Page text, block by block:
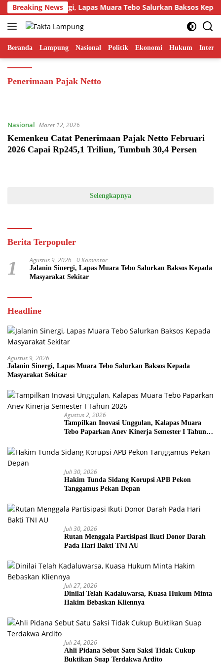
Langsung
ke
konten
Breaking News
Jalanin Sinergi, Lapas Muara Tebo Salurkan Baksos
Beranda Lampung Nasional Politik Ekonomi Hukum
Penerimaan Pajak Netto
Nasional Maret 12, 2026
Kemenkeu Catat Penerimaan Pajak Netto Februari
2026 Capai Rp245,1 Triliun, Tumbuh 30,4 Persen
Selengkapnya
Berita Terpopuler
1 Agustus 9, 2026 0 Komentar
Jalanin Sinergi, Lapas Muara Tebo Salurkan Baksos Kepada
Masyarakat Sekitar
Headline
Agustus 9, 2026
Jalanin Sinergi, Lapas Muara Tebo Salurkan Baksos Kepada
Masyarakat Sekitar
Agustus 2, 2026
Tampilkan Inovasi Unggulan, Kalapas Muara
Tebo Paparkan Anev Kinerja Semester I Tahun
Juli 30, 2026
Hakim Tunda Sidang Korupsi APB Pekon
Tanggamus Pekan Depan
Juli 30, 2026
Rutan Menggala Partisipasi Ikuti Donor Darah
Pada Hari Bakti TNI AU
Juli 27, 2026
Dinilai Telah Kadaluwarsa, Kuasa Hukum Minta
Hakim Bebaskan Kliennya
Juli 24, 2026
Ahli Pidana Sebut Satu Saksi Tidak Cukup
Buktikan Suap Terdakwa Ardito